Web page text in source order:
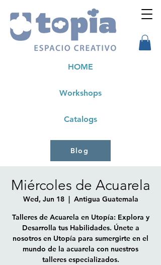
Workshops
HOME
Catalogs
Blog
Miércoles de Acuarela
Wed, Jun 18
  |
Antigua Guatemala
Talleres de Acuarela en Utopía: Explora y
Desarrolla tus Habilidades. Únete a
nosotros en Utopía para sumergirte en el
mundo de la acuarela con nuestros
talleres especializados.